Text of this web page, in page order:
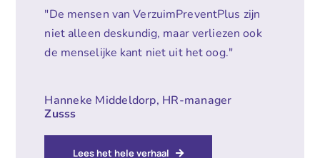
"De mensen van VerzuimPreventPlus zijn
niet alleen deskundig, maar verliezen ook
de menselijke kant niet uit het oog."
Hanneke Middeldorp, HR-manager
Zusss
Lees het hele verhaal